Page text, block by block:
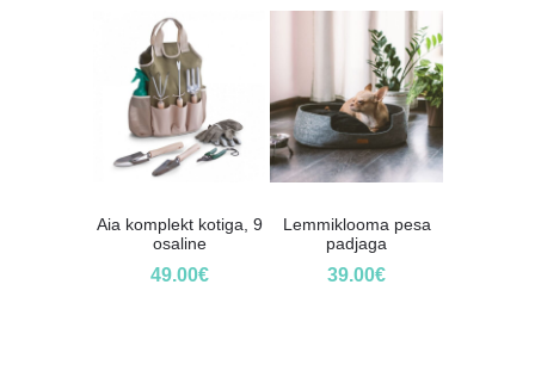
Aia komplekt kotiga, 9
osaline
49.00€
Lemmiklooma pesa
padjaga
39.00€